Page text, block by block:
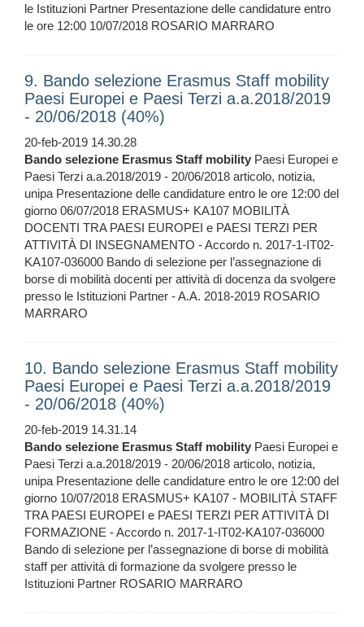
le Istituzioni Partner Presentazione delle candidature entro
le ore 12:00 10/07/2018 ROSARIO MARRARO
9. Bando selezione Erasmus Staff mobility
Paesi Europei e Paesi Terzi a.a.2018/2019
- 20/06/2018 (40%)
20-feb-2019 14.30.28
Bando selezione Erasmus Staff mobility Paesi Europei e
Paesi Terzi a.a.2018/2019 - 20/06/2018 articolo, notizia,
unipa Presentazione delle candidature entro le ore 12:00 del
giorno 06/07/2018 ERASMUS+ KA107 MOBILITÀ
DOCENTI TRA PAESI EUROPEI e PAESI TERZI PER
ATTIVITÀ DI INSEGNAMENTO - Accordo n. 2017-1-IT02-
KA107-036000 Bando di selezione per l’assegnazione di
borse di mobilità docenti per attività di docenza da svolgere
presso le Istituzioni Partner - A.A. 2018-2019 ROSARIO
MARRARO
10. Bando selezione Erasmus Staff mobility
Paesi Europei e Paesi Terzi a.a.2018/2019
- 20/06/2018 (40%)
20-feb-2019 14.31.14
Bando selezione Erasmus Staff mobility Paesi Europei e
Paesi Terzi a.a.2018/2019 - 20/06/2018 articolo, notizia,
unipa Presentazione delle candidature entro le ore 12:00 del
giorno 10/07/2018 ERASMUS+ KA107 - MOBILITÀ STAFF
TRA PAESI EUROPEI e PAESI TERZI PER ATTIVITÀ DI
FORMAZIONE - Accordo n. 2017-1-IT02-KA107-036000
Bando di selezione per l’assegnazione di borse di mobilità
staff per attività di formazione da svolgere presso le
Istituzioni Partner ROSARIO MARRARO